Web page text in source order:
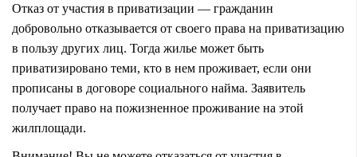
Отказ от участия в приватизации — гражданин
добровольно отказывается от своего права на приватизацию
в пользу других лиц. Тогда жилье может быть
приватизировано теми, кто в нем проживает, если они
прописаны в договоре социального найма. Заявитель
получает право на пожизненное проживание на этой
жилплощади.